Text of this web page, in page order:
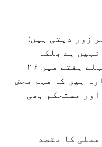
زور دیتی ہیں:
ہے بلکہ
استحصال کو روکنا ہے۔ پہلے ہفتے میں ۲۶
ہیں کہ مہم محض
مستحکم بھی
کا مقصد